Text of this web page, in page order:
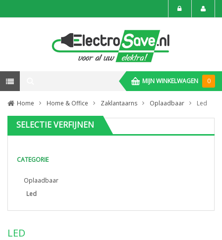
MIJN WINKELWAGEN 0
Home Home & Office Zaklantaarns Oplaadbaar Led
SELECTIE VERFIJNEN
CATEGORIE
Oplaadbaar
Led
LED